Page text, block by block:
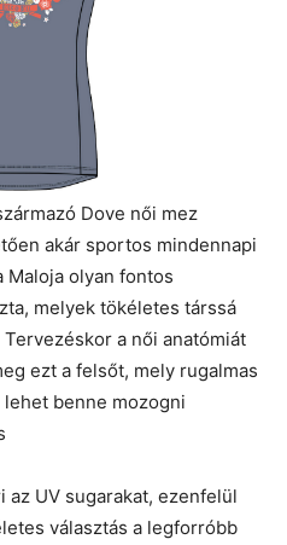
Dove női mez
akár sportos mindennapi
olyan fontos
melyek tökéletes társsá
a női anatómiát
ezt a felsőt, mely rugalmas
benne mozogni
az UV sugarakat, ezenfelül
választás a legforróbb